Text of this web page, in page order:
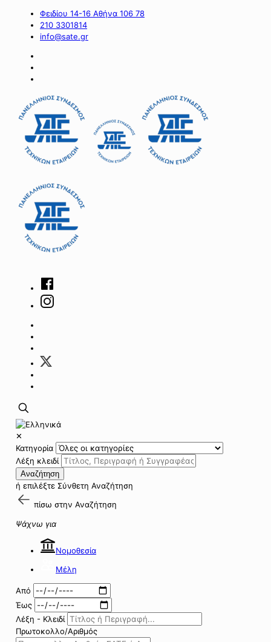
Φειδίου 14-16 Αθήνα 106 78
210 3301814
info@sate.gr
✕
Κατηγορία
Λέξη κλειδί
Αναζήτηση
ή επιλέξτε Σύνθετη Αναζήτηση
πίσω στην Αναζήτηση
Ψάχνω για
Νομοθεσία
Μέλη
Από
Έως
Λέξη - Κλειδί
Πρωτοκολλο/Αριθμός